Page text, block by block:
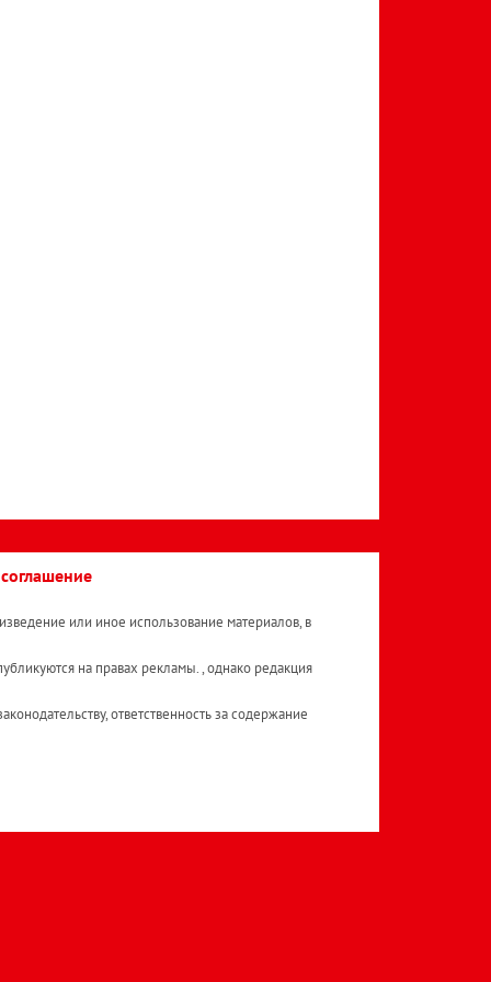
или иное использование материалов, в
на правах рекламы. , однако редакция
ответственность за содержание